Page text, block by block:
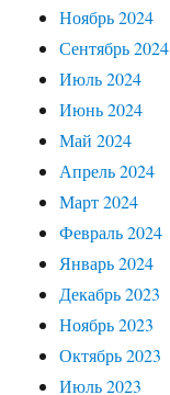
Ноябрь 2024
Сентябрь 2024
Июль 2024
Июнь 2024
Май 2024
Апрель 2024
Март 2024
Февраль 2024
Январь 2024
Декабрь 2023
Ноябрь 2023
Октябрь 2023
Июль 2023